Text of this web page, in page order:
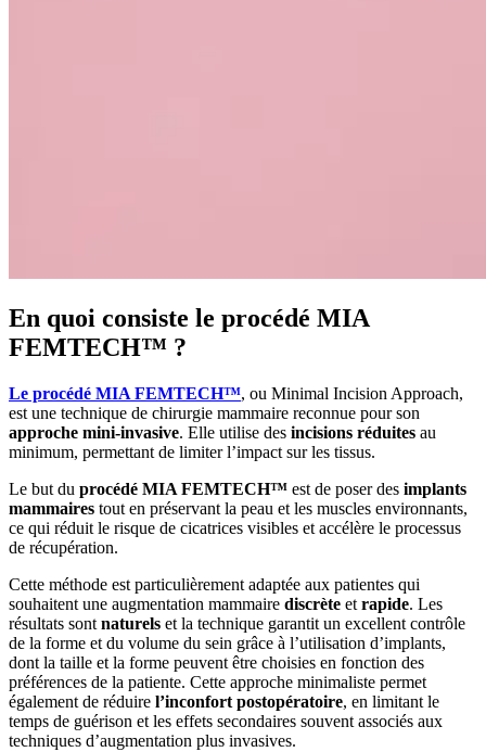
En quoi consiste le procédé MIA
FEMTECH™ ?
Le procédé MIA FEMTECH™, ou Minimal Incision Approach,
est une technique de chirurgie mammaire reconnue pour son
approche mini-invasive. Elle utilise des incisions réduites au
minimum, permettant de limiter l’impact sur les tissus.
Le but du procédé MIA FEMTECH™ est de poser des implants
mammaires tout en préservant la peau et les muscles environnants,
ce qui réduit le risque de cicatrices visibles et accélère le processus
de récupération.
Cette méthode est particulièrement adaptée aux patientes qui
souhaitent une augmentation mammaire discrète et rapide. Les
résultats sont naturels et la technique garantit un excellent contrôle
de la forme et du volume du sein grâce à l’utilisation d’implants,
dont la taille et la forme peuvent être choisies en fonction des
préférences de la patiente. Cette approche minimaliste permet
également de réduire l’inconfort postopératoire, en limitant le
temps de guérison et les effets secondaires souvent associés aux
techniques d’augmentation plus invasives.